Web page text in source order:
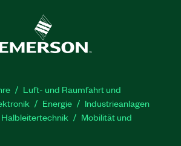
durchführen und Berichte
Die Newton-Plattform erlaubt
hohen Geschwindigkeiten,
und
für elektromechanische,
und servohydraulische
-maschinen.
Luft- und Raumfahrt und
Energie
Industrieanlagen
Halbleitertechnik
Mobilität und